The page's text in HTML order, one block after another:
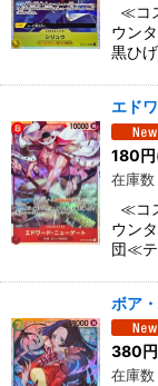
≪コ
ウン
黒ひ
エド
180円
在庫
≪コ
ウン
団≪
ボア
380円
在庫